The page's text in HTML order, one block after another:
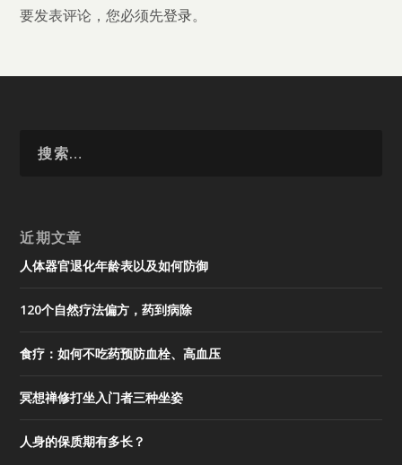
要发表评论，您必须先登录。
近期文章
人体器官退化年龄表以及如何防御
120个自然疗法偏方，药到病除
食疗：如何不吃药预防血栓、高血压
冥想禅修打坐入门者三种坐姿
人身的保质期有多长？